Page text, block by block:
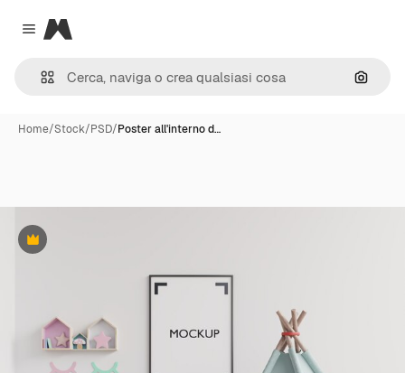
Close menu
Magnific
Cerca
Home/Stock/PSD/Poster all'interno d…
Premium